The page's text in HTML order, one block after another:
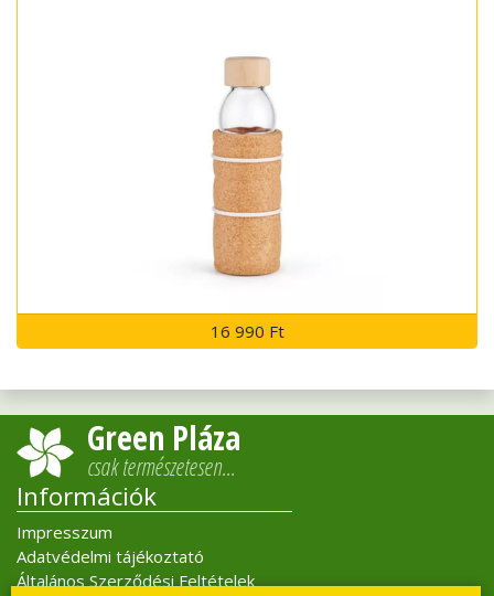
16 990 Ft
Green Pláza
csak természetesen…
Információk
Impresszum
Adatvédelmi tájékoztató
Általános Szerződési Feltételek